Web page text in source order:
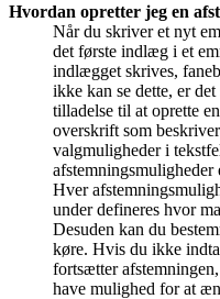
Hvordan opretter jeg en
Når du skriver et nyt
det første indlæg i et
indlægget skrives,
ikke kan se dette, er
tilladelse til at oprette
overskrift som
valgmuligheder i
afstemningsmuligheder
Hver
under defineres hvor
Desuden kan du
køre. Hvis du ikke
fortsætter
have mulighed for at